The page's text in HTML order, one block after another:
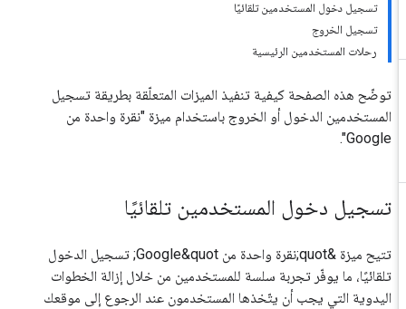
تسجيل دخول المستخدمين تلقائيًا
تسجيل الخروج
رحلات المستخدمين الرئيسية
توضّح هذه الصفحة كيفية تنفيذ الميزات المتعلّقة بطريقة تسجيل
المستخدمين الدخول أو الخروج باستخدام ميزة "نقرة واحدة من
Google".
تسجيل دخول المستخدمين تلقائيًا
تتيح ميزة &quot;نقرة واحدة من Google&quot; تسجيل الدخول
تلقائيًا، ما يوفّر تجربة سلسة للمستخدمين من خلال إزالة الخطوات
اليدوية التي يجب أن يتّخذها المستخدمون عند الرجوع إلى موقعك